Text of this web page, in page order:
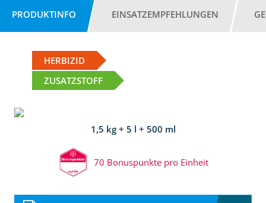
PRODUKTINFO EINSATZEMPFEHLUNGEN
HERBIZID
ZUSATZSTOFF
1,5 kg + 5 l + 500 ml
70 Bonuspunkte pro Einheit